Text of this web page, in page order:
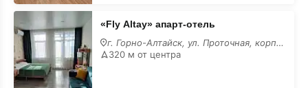
«Fly
Altay»
апарт-
отель
лучшие
«Fly Altay» апарт-отель
г. Горно-Алтайск, ул. Проточная, корп. 3
320 м от центра